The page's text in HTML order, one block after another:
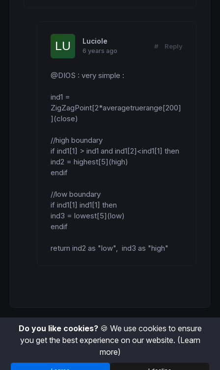
Luciole
6 years ago
# Reply
@DIOS : very simple :
ind1 =
ZigZagPoint[2*averagetruerange[200]
](close)
//high boundary
if ind1[1] > ind1 and ind1[2]<ind1[1] then
ind2 = highest[5](high)
endif
//low boundary
if ind1[1] ind1[1] then
ind3 = lowest[5](low)
endif
return ind2 as "low",  ind3 as "high"
Do you like cookies?🍪 We use cookies to ensure
you get the best experience on our website. (Learn
more)